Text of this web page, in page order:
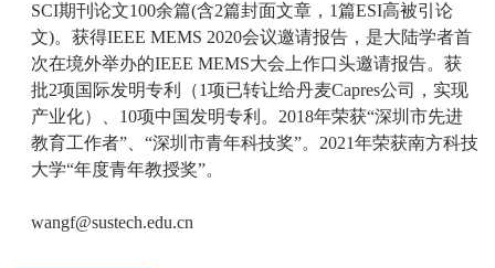
SCI期刊论文100余篇(含2篇封面文章，1篇ESI高被引论
文)。获得IEEE MEMS 2020会议邀请报告，是大陆学者首
次在境外举办的IEEE MEMS大会上作口头邀请报告。获
批2项国际发明专利（1项已转让给丹麦Capres公司，实现
产业化）、10项中国发明专利。2018年荣获“深圳市先进
教育工作者”、“深圳市青年科技奖”。2021年荣获南方科技
大学“年度青年教授奖”。
wangf@sustech.edu.cn